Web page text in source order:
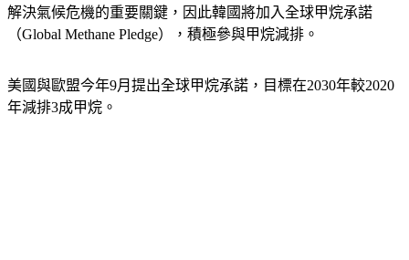
文在寅指出，比起二氧化碳，甲烷對溫室效應的影響更大，是
解決氣候危機的重要關鍵，因此韓國將加入全球甲烷承諾
美國與歐盟今年9月提出全球甲烷承諾，目標在2030年較2020